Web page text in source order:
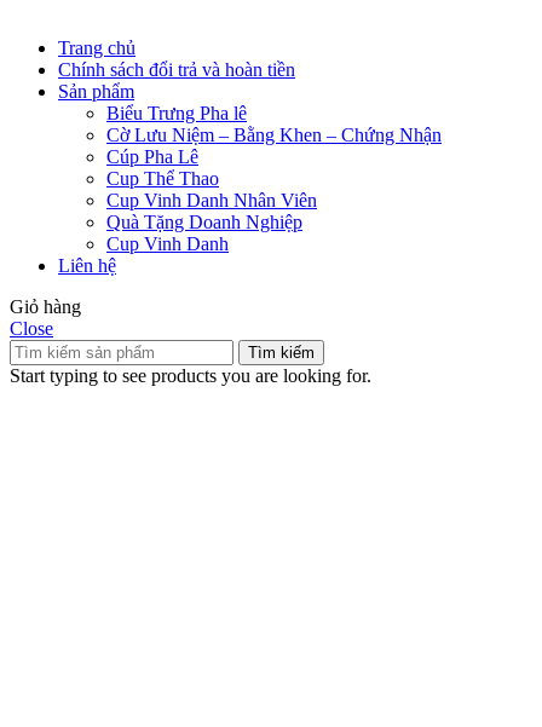
Trang chủ
Chính sách đổi trả và hoàn tiền
Sản phẩm
Biểu Trưng Pha lê
Cờ Lưu Niệm – Bằng Khen – Chứng Nhận
Cúp Pha Lê
Cup Thể Thao
Cup Vinh Danh Nhân Viên
Quà Tặng Doanh Nghiệp
Cup Vinh Danh
Liên hệ
Giỏ hàng
Close
Tìm kiếm
Start typing to see products you are looking for.